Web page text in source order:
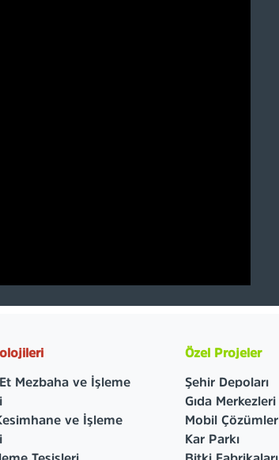
Et Mezbaha ve İşleme
ve İşleme
Özel Projeler
Şehir Depoları
Gıda Merkezleri
Mobil Çözümler
Kar Parkı